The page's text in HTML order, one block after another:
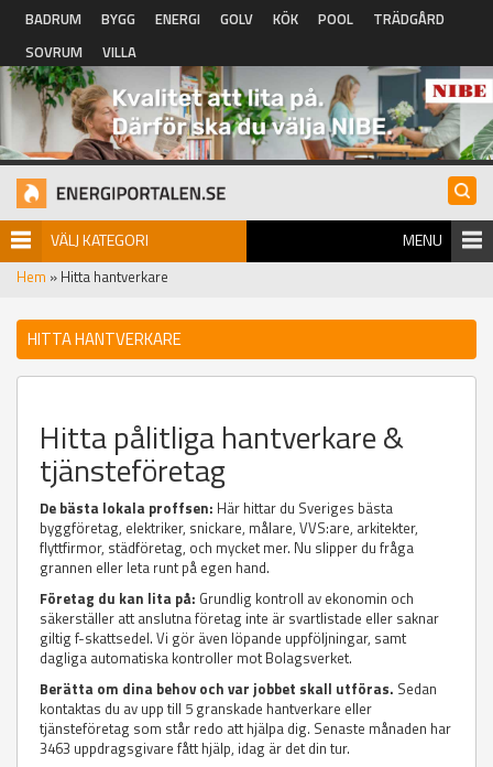
Hoppa till huvudinnehåll
BADRUM BYGG ENERGI GOLV KÖK POOL
TRÄDGÅRD
SOVRUM
VILLA
VÄLJ KATEGORI MENU
Hem » Hitta hantverkare
HITTA HANTVERKARE
Hitta pålitliga hantverkare &
tjänsteföretag
De bästa lokala proffsen: Här hittar du Sveriges bästa
byggföretag, elektriker, snickare, målare, VVS:are, arkitekter,
flyttfirmor, städföretag, och mycket mer. Nu slipper du fråga
grannen eller leta runt på egen hand.
Företag du kan lita på: Grundlig kontroll av ekonomin och
säkerställer att anslutna företag inte är svartlistade eller saknar
giltig f-skattsedel. Vi gör även löpande uppföljningar, samt
dagliga automatiska kontroller mot Bolagsverket.
Berätta om dina behov och var jobbet skall utföras. Sedan
kontaktas du av upp till 5 granskade hantverkare eller
tjänsteföretag som står redo att hjälpa dig. Senaste månaden har
3463 uppdragsgivare fått hjälp, idag är det din tur.